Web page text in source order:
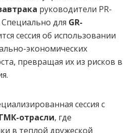
руководители PR-
для GR-
сессия об использовании
экономических
превращая их из рисков в
сессия с
отрасли, где
в теплой дружеской